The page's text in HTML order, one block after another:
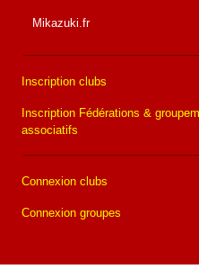
Mikazuki.fr
Inscription clubs
Inscription Fédérations &
associatifs
Connexion clubs
Connexion groupes